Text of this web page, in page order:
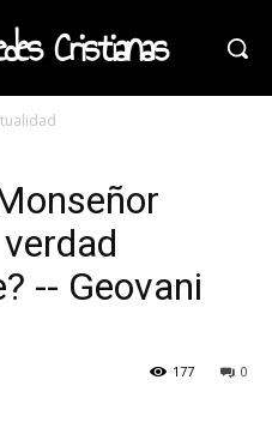
Cristianas
-- Geovani
0
177